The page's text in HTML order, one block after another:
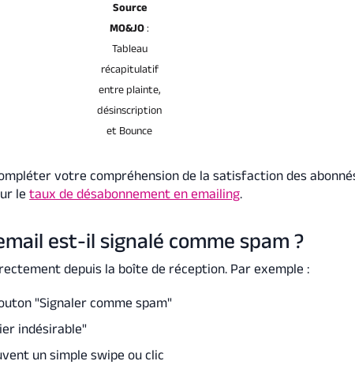
Source
MO&JO:
Tableau
récapitulatif
entre plainte,
désinscription
et Bounce
votre compréhension de la satisfaction des
letaux de désabonnement en emailing.
est-il signalé comme spam ?
depuis la boîte de réception. Par exemple :
"Signaler comme spam"
indésirable"
un simple swipe ou clic